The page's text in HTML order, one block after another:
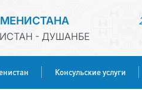
- ДУШАНБЕ
Консульские услуги